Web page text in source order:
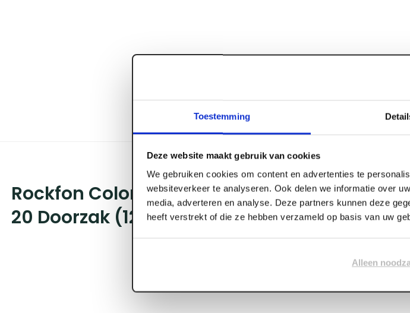
Toestemming
Deze website maakt gebruik van cookies
We gebruiken cookies om content en advertenties te
websiteverkeer te analyseren. Ook delen we informatie over
media, adverteren en analyse. Deze partners kunnen deze
heeft verstrekt of die ze hebben verzameld op basis van uw
Alleen
Rockfon Color-All Charcoal 600 x 600 x
20 Doorzak (12 st/ds)